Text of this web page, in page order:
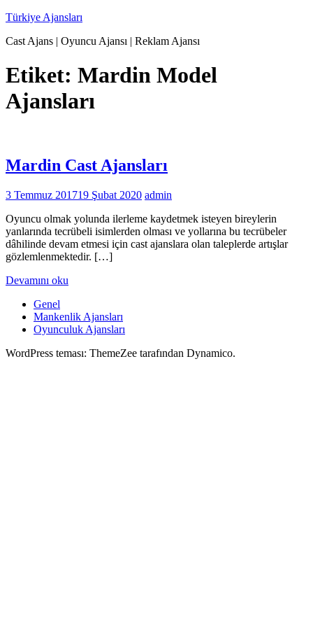
İçeriğe
Türkiye Ajansları
Cast Ajans | Oyuncu Ajansı | Reklam Ajansı
Etiket: Mardin Model
Ajansları
Mardin Cast Ajansları
3 Temmuz 201719 Şubat 2020 admin
Oyuncu olmak yolunda ilerleme kaydetmek isteyen bireylerin
yanlarında tecrübeli isimlerden olması ve yollarına bu tecrübeler
dâhilinde devam etmesi için cast ajanslara olan taleplerde artışlar
gözlemlenmektedir. […]
Devamını oku
Genel
Mankenlik Ajansları
Oyunculuk Ajansları
WordPress teması: ThemeZee tarafından Dynamico.